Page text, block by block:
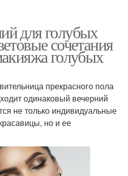
для голубых
сочетания
голубых
прекрасного пола
одинаковый вечерний
не только индивидуальные
но и ее